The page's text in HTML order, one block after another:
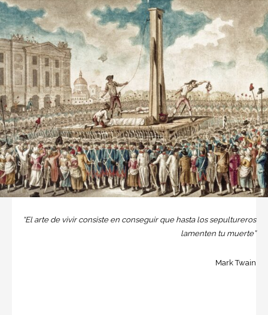
“El arte de vivir consiste en conseguir que hasta los sepultureros
lamenten tu muerte”
Mark Twain